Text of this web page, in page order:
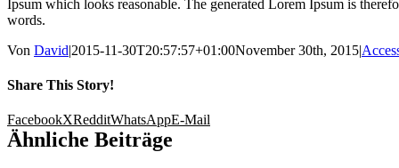
Ipsum which looks reasonable. The generated Lorem Ipsum is
words.
Von David|2015-11-30T20:57:57+01:00November 30th, 2015|
Share This Story!
FacebookXRedditWhatsAppE-Mail
Ähnliche Beiträge